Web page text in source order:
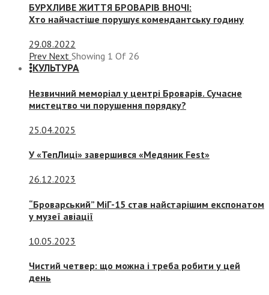
БУРХЛИВЕ ЖИТТЯ БРОВАРІВ ВНОЧІ:
Хто найчастіше порушує комендантську годину
29.08.2022
Prev Next Showing 1 Of 26
КУЛЬТУРА
Незвичний меморіал у центрі Броварів. Сучасне
мистецтво чи порушення порядку?
25.04.2025
У «ТепЛиці» завершився «Медяник Fest»
26.12.2023
“Броварський” МіГ-15 став найстарішим експонатом
у музеї авіації
10.05.2023
Чистий четвер: що можна і треба робити у цей
день